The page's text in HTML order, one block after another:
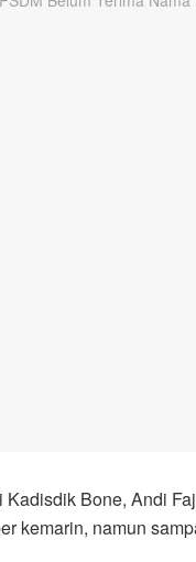
Kadisdik Bone, Andi
kemarin, namun